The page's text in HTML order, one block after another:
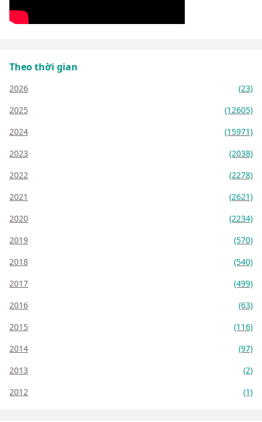
Theo thời gian
2026
(23)
2025
(12605)
2024
(15971)
2023
(2038)
2022
(2278)
2021
(2621)
2020
(2234)
2019
(570)
2018
(540)
2017
(499)
2016
(63)
2015
(116)
2014
(97)
2013
(2)
2012
(1)